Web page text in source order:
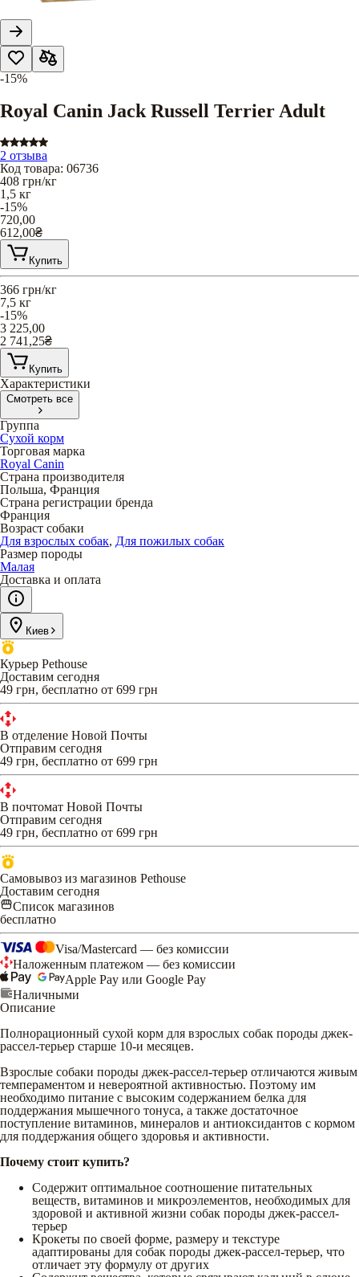
-15%
Royal Canin Jack Russell Terrier Adult
2 отзыва
Код товара: 06736
408 грн/кг
1,5 кг
-15%
720,00
612,00₴
Купить
366 грн/кг
7,5 кг
-15%
3 225,00
2 741,25₴
Купить
Характеристики
Смотреть все
Группа
Сухой корм
Торговая марка
Royal Canin
Страна производителя
Польша, Франция
Страна регистрации бренда
Франция
Возраст собаки
Для взрослых собак, Для пожилых собак
Размер породы
Малая
Доставка и оплата
Киев
Курьер Pethouse
Доставим сегодня
49 грн, бесплатно от 699 грн
В отделение Новой Почты
Отправим сегодня
49 грн, бесплатно от 699 грн
В почтомат Новой Почты
Отправим сегодня
49 грн, бесплатно от 699 грн
Самовывоз из магазинов Pethouse
Доставим сегодня
Список магазинов
бесплатно
Visa/Mastercard — без комиссии
Наложенным платежом — без комиссии
Apple Pay или Google Pay
Наличными
Описание
Полнорационный сухой корм для взрослых собак породы джек-
рассел-терьер старше 10-и месяцев.
Взрослые собаки породы джек-рассел-терьер отличаются живым
темпераментом и невероятной активностью. Поэтому им
необходимо питание с высоким содержанием белка для
поддержания мышечного тонуса, а также достаточное
поступление витаминов, минералов и антиоксидантов с кормом
для поддержания общего здоровья и активности.
Почему стоит купить?
Содержит оптимальное соотношение питательных
веществ, витаминов и микроэлементов, необходимых для
здоровой и активной жизни собак породы джек-рассел-
терьер
Крокеты по своей форме, размеру и текстуре
адаптированы для собак породы джек-рассел-терьер, что
отличает эту формулу от других